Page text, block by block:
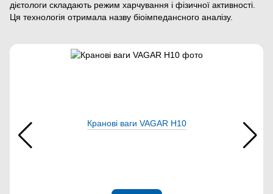
дієтологи складають режим харчування і фізичної активності.
Ця технологія отримала назву біоімпедансного аналізу.
Кранові ваги VAGAR Н10